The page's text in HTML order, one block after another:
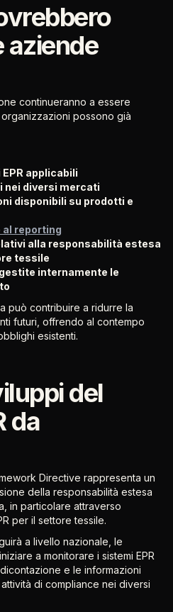
aziende
continueranno a essere
possono già
applicabili
nei diversi mercati
disponibili su prodotti e
al reporting
alla responsabilità estesa
tessile
internamente le
può contribuire a ridurre la
futuri, offrendo al contempo
esistenti.
del
da
Directive rappresenta un
della responsabilità estesa
in particolare attraverso
per il settore tessile.
a livello nazionale, le
a monitorare i sistemi EPR
e le informazioni
di compliance nei diversi